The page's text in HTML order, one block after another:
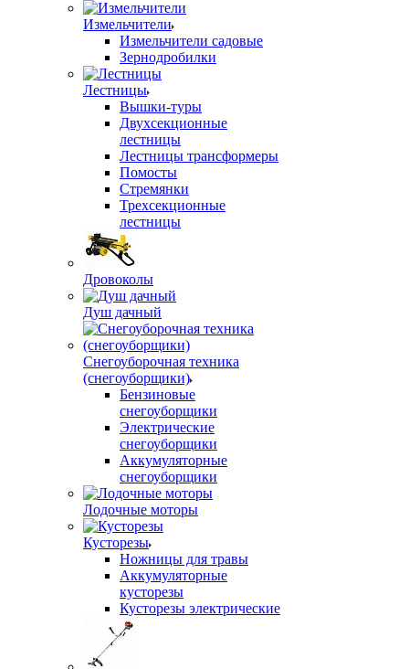
Измельчители
Измельчители садовые
Зернодробилки
Лестницы
Вышки-туры
Двухсекционные
лестницы
Лестницы трансформеры
Помосты
Стремянки
Трехсекционные
лестницы
Дровоколы
Душ дачный
Снегоуборочная техника
(снегоуборщики)
Бензиновые
снегоуборщики
Электрические
снегоуборщики
Аккумуляторные
снегоуборщики
Лодочные моторы
Кусторезы
Ножницы для травы
Аккумуляторные
кусторезы
Кусторезы электрические